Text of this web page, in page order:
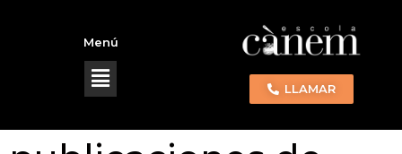
Menú
LLAMAR